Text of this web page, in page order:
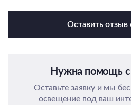
Оставить отзыв
Нужна помощь
Оставьте заявку и мы
освещение под ваш